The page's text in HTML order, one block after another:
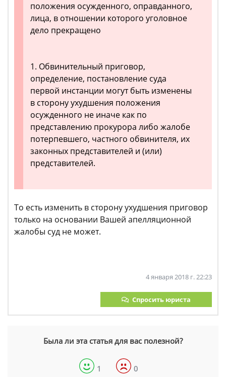
положения осужденного, оправданного,
лица, в отношении которого уголовное
дело прекращено
1. Обвинительный приговор,
определение, постановление суда
первой инстанции могут быть изменены
в сторону ухудшения положения
осужденного не иначе как по
представлению прокурора либо жалобе
потерпевшего, частного обвинителя, их
законных представителей и (или)
представителей.
То есть изменить в сторону ухудшения приговор
только на основании Вашей апелляционной
жалобы суд не может.
4 января 2018 г. 22:23
Спросить юриста
Была ли эта статья для вас полезной?
1 0